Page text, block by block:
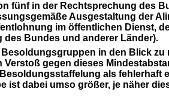
fünf in der Rechtsprechung des
Ausgestaltung der
im öffentlichen Dienst,
Bundes und anderer Länder).
in den Blick zu
gegen dieses
als fehlerhaft
dabei umso größer, je näher